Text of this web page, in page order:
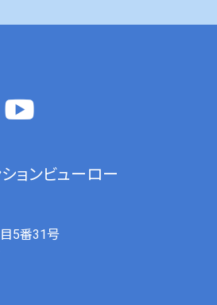
ョンビューロー
5番31号